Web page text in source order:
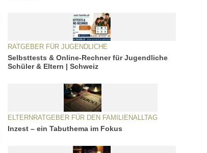
RATGEBER FÜR JUGENDLICHE
Selbsttests & Online-Rechner für Jugendliche
Schüler & Eltern | Schweiz
ELTERNRATGEBER FÜR DEN FAMILIENALLTAG
Inzest – ein Tabuthema im Fokus